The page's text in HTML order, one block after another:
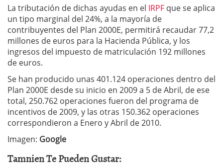
La tributación de dichas ayudas en el IRPF que se aplica
un tipo marginal del 24%, a la mayoría de
contribuyentes del Plan 2000E, permitirá recaudar 77,2
millones de euros para la Hacienda Pública, y los
ingresos del impuesto de matriculación 192 millones
de euros.
Se han producido unas 401.124 operaciones dentro del
Plan 2000E desde su inicio en 2009 a 5 de Abril, de ese
total, 250.762 operaciones fueron del programa de
incentivos de 2009, y las otras 150.362 operaciones
correspondieron a Enero y Abril de 2010.
Imagen: Google
Tamnien Te Pueden Gustar: